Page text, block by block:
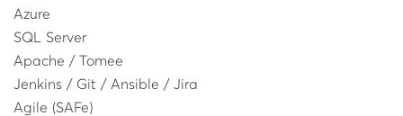
Azure
SQL Server
Apache / Tomee
Jenkins / Git / Ansible / Jira
Agile (SAFe)